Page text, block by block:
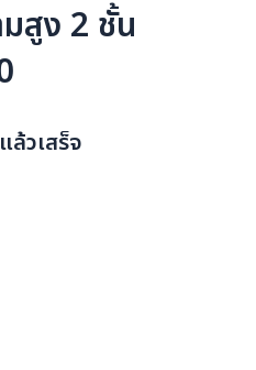
สูง 2 ชั้น
ล้วเสร็จ